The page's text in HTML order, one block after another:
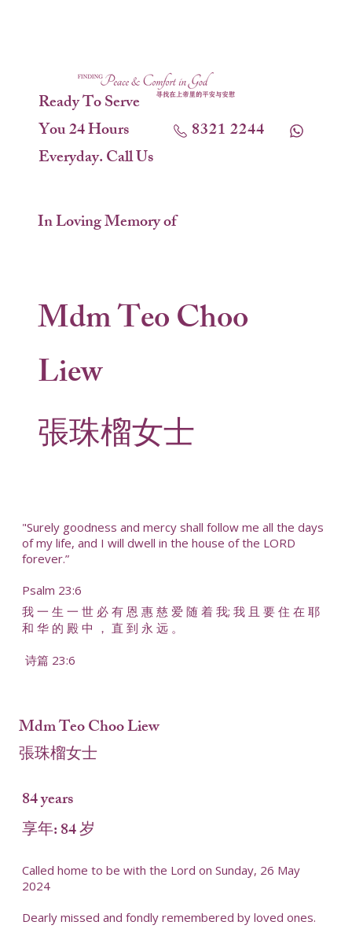
Ready To Serve
You 24 Hours
Everyday. Call Us
8321 2244
In Loving Memory of
Mdm Teo Choo
Liew
張珠榴女士
"Surely goodness and mercy shall follow me all the days
of my life, and I will dwell in the house of the LORD
forever.”
Psalm 23:6
我 一 生 一 世 必 有 恩 惠 慈 爱 随 着 我; 我 且 要 住 在 耶
和 华 的 殿 中 ， 直 到 永 远 。
诗篇 23:6
Mdm Teo Choo Liew
張珠榴女士
84 years
享年: 84 岁
Called home to be with the Lord on Sunday, 26 May
2024
Dearly missed and fondly remembered by loved ones.